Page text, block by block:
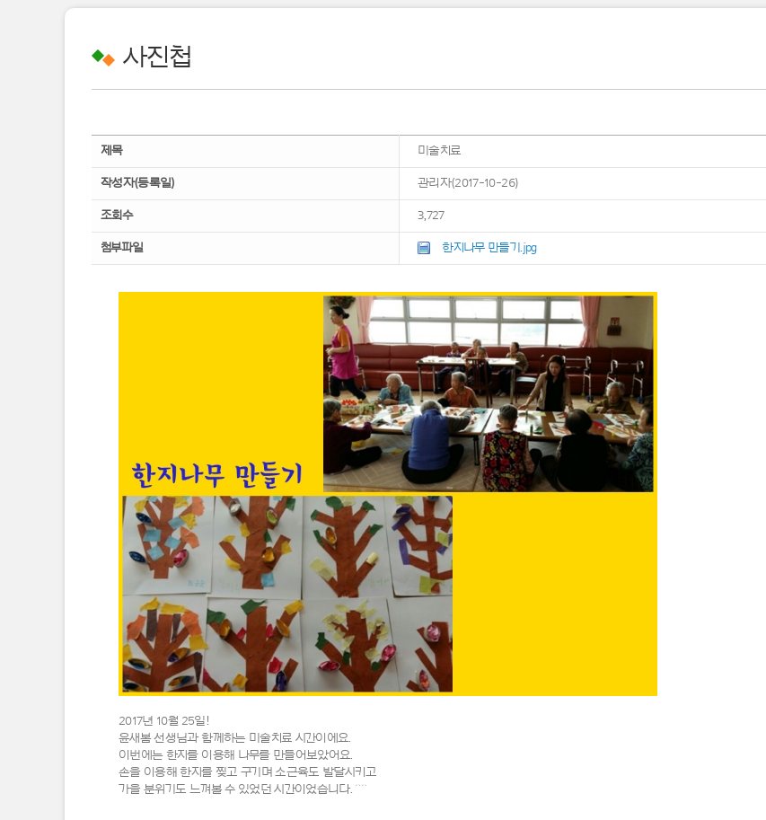
사진첩
제목 미술치료
작성자(등록일) 관리자(2017-10-26)
조회수 3,727
첨부파일 한지나무 만들기.jpg
2017년 10월 25일!
윤새봄 선생님과 함께하는 미술치료 시간이에요.
이번에는 한지를 이용해 나무를 만들어보았어요.
손을 이용해 한지를 찢고 구기며 소근육도 발달시키고
가을 분위기도 느껴볼 수 있었던 시간이었습니다. ^^